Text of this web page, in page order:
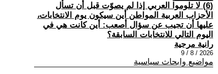
(6) لا تلوموا العربي إذا لم يصوّت قبل أن تسأل
الأحزاب العربية المواطن أين سيكون يوم الانتخابات،
عليها أن تجيب عن سؤال أصعب: أين كانت هي في
اليوم التالي للانتخابات السابقة؟
رانية مرجية
2026 / 8 / 9
مواضيع وابحاث سياسية